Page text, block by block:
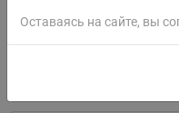
Q1/Q2/
Оставаясь на сайте, вы